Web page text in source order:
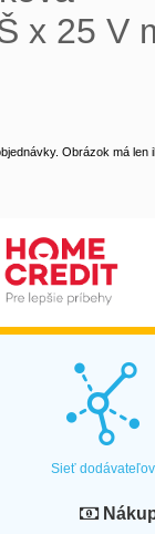
Obrázok má len
Sieť dodávateľov